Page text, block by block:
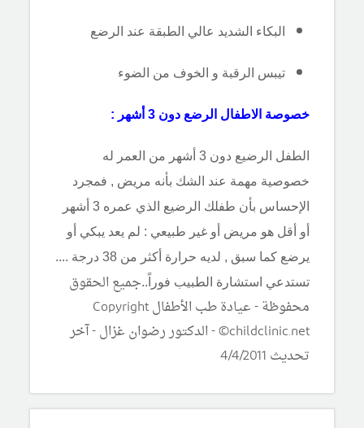
البكاء الشديد عالي الطبقة عند الرضع
تيبس الرقبة و الخوف من الضوء
خصوصة الاطفال الرضع دون 3 أشهر :
الطفل الرضيع دون 3 أشهر من العمر له
خصوصية مهمة عند الشك بأنه مريض , فمجرد
الإحساس بأن طفلك الرضيع الذي عمره 3 أشهر
أو أقل هو مريض أو غير طبيعي : لم يعد يبكي أو
يرضع كما سبق , لديه حرارة أكثر من 38 درجة ....
تستدعي استشارة الطبيب فوراً..جميع الحقوق
محفوظة - عيادة طب الأطفال Copyright
©childclinic.net - الدكتور رضوان غزال - آخر
تحديث 4/4/2011